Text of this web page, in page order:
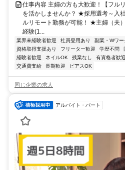
仕事内容 主婦の方も大歓迎！【フル
を活かしませんか？ ★採用選考～入
ルリモート勤務が可能！ ★主婦（夫
経験(1...
業界未経験者歓迎 社員登用あり 副業・Wワー
資格取得支援あり
フリーター歓迎 学歴不問
経験者歓迎
ネイルOK 残業なし 有資格者歓迎
交通費支給
長期歓迎 ピアスOK
同じ企業の求人
アルバイト・パート